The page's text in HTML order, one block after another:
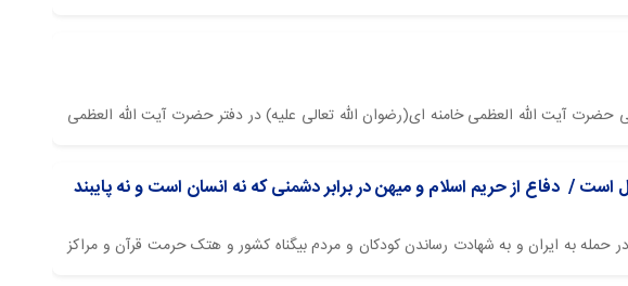
آیت الله العظمی خامنه ای(رضوان الله تعالی علیه) در دفتر حضرت آیت الله العظمی
/ دفاع از حریم اسلام و میهن در برابر دشمنی که نه انسان است و نه پایبند
حمله به ایران و به شهادت رساندن کودکان و مردم بیگناه کشور و هتک حرمت قرآن و مراکز